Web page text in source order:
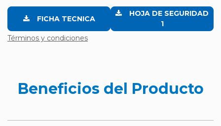
FICHA TECNICA
1
Términos y condiciones
Beneficios del Producto